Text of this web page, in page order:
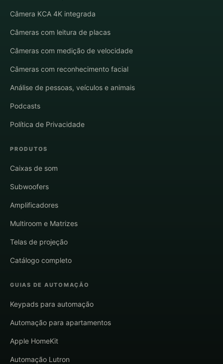
Câmera KCA 4K integrada
Câmeras com leitura de placas
Câmeras com medição de velocidade
Câmeras com reconhecimento facial
Análise de pessoas, veículos e animais
Podcasts
Política de Privacidade
PRODUTOS
Caixas de som
Subwoofers
Amplificadores
Multiroom e Matrizes
Telas de projeção
Catálogo completo
GUIAS DE AUTOMAÇÃO
Keypads para automação
Automação para apartamentos
Apple HomeKit
Automação Lutron